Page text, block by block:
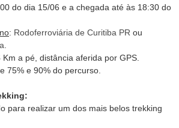
do dia 15/06 e a chegada até às 18:30 do
: Rodoferroviária de Curitiba PR ou
Km a pé, distância aferida por GPS.
75% e 90% do percurso.
para realizar um dos mais belos trekking